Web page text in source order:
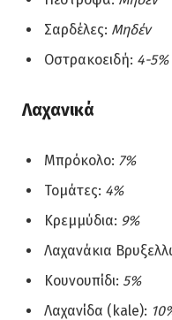
Σαρδέλες: Μηδέν
Οστρακοειδή: 4-5%
Λαχανικά
Μπρόκολο: 7%
Τομάτες: 4%
Κρεμμύδια: 9%
Λαχανάκια
Κουνουπίδι: 5%
Λαχανίδα (kale):